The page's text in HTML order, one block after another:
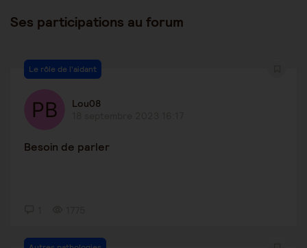
Ses participations au forum
Le rôle de l'aidant
Lou08
Besoin de parler